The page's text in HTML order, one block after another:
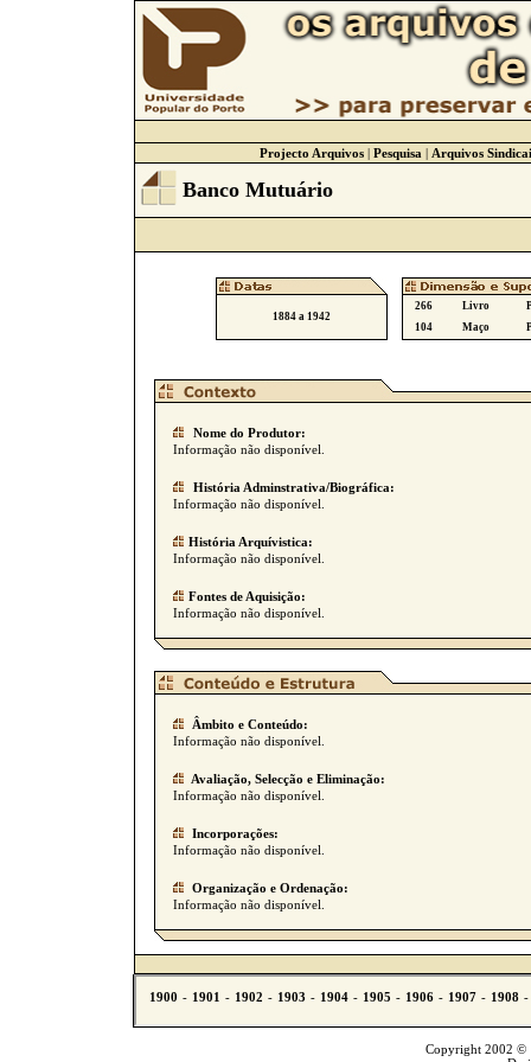
Projecto Arquivos| Pesquisa | Arquivos
Banco Mutuário
1884 a 1942
266 Livro
104
Maço
Nome do Produtor:
Informação não disponível.
História Adminstrativa/Biográfica:
Informação não disponível.
História Arquívistica:
Informação não disponível.
Fontes de Aquisição:
Informação não disponível.
Âmbito e Conteúdo:
Informação não disponível.
Avaliação, Selecção e Eliminação:
Informação não disponível.
Incorporações:
Informação não disponível.
Organização e Ordenação:
Informação não disponível.
Copyright 2002 ©